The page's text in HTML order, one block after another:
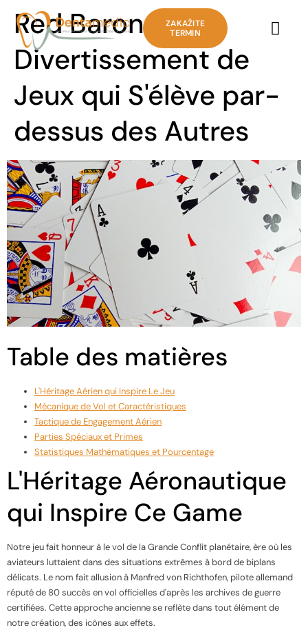
ZAKAŽITE
TERMIN
Red Baron : Un
Divertissement de
Jeux qui S'élève par-
dessus des Autres
Table des matières
L'Héritage Aérien qui Inspire Le Jeu
Mécanique de Vol et Caractéristiques
Tactique de Engagement Aérien
Parties Spéciaux et Primes
Statistiques Mathématiques et Pourcentage
L'Héritage Aéronautique
qui Inspire Ce Game
Notre jeu fait honneur à le vol de la Grande Conflit planétaire, ère où les
aviateurs luttaient dans des situations extrêmes à bord de biplans
délicats. Le nom fait allusion à Manfred von Richthofen, pilote allemand
réputé de 80 succès en vol officielles d'après les archives de guerre
certifiées. Cette approche ancienne se reflète dans tout élément de
notre création, des icônes aux effets.